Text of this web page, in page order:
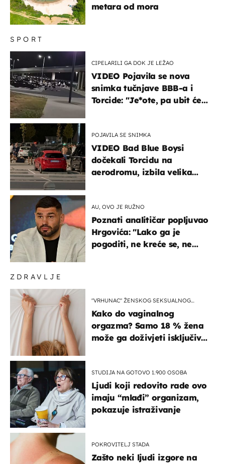
ZDRAVLJE
"VRHUNAC" ŽENSKOG SEKSUALNOG
Kako do vaginalnog
orgazma? Samo 18 % žena
može ga doživjeti isključivo
STUDIJA NA GOTOVO 1.900 OSOBA
Ljudi koji redovito rade ovo
imaju “mlađi” organizam,
pokazuje istraživanje
POKROVITELJ STADA
Zašto neki ljudi izgore na
SPORT
CIPELARILI GA DOK JE LEŽAO
VIDEO Pojavila se nova
snimka tučnjave BBB-a i
Torcide: "Je*ote, pa ubit će
POJAVILA SE SNIMKA
VIDEO Bad Blue Boysi
dočekali Torcidu na
aerodromu, izbila velika
AU, OVO JE RUŽNO
Poznati analitičar popljuvao
Hrgovića: "Lako ga je
pogoditi, ne kreće se, ne
metara od mora